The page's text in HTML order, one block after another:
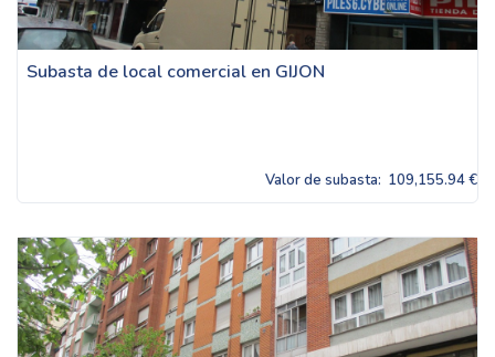
Subasta de local comercial en GIJON
Valor de subasta: 109,155.94 €